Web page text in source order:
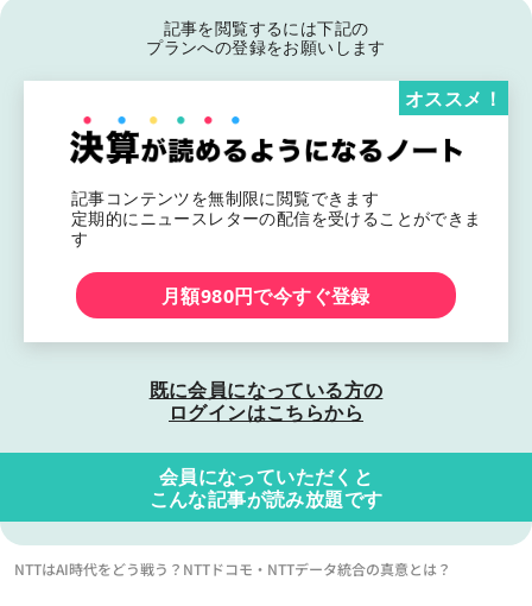
記事を閲覧するには下記の
プランへの登録をお願いします
記事コンテンツを無制限に閲覧できます
定期的にニュースレターの配信を受けることができま
す
オススメ！
月額980円で今すぐ登録
既に会員になっている方の
ログインはこちらから
会員になっていただくと
こんな記事が読み放題です
NTTはAI時代をどう戦う？NTTドコモ・NTTデータ統合の真意とは？